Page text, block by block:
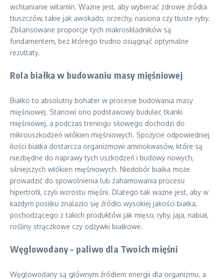
wchłanianie witamin. Ważne jest, aby wybierać zdrowe źródła
tłuszczów, takie jak awokado, orzechy, nasiona czy tłuste ryby.
Zbilansowane proporcje tych makroskładników są
fundamentem, bez którego trudno osiągnąć optymalne
rezultaty.
Rola białka w budowaniu masy mięśniowej
Białko to absolutny bohater w procesie budowania masy
mięśniowej. Stanowi ono podstawowy budulec tkanki
mięśniowej, a podczas treningu siłowego dochodzi do
mikrouszkodzeń włókien mięśniowych. Spożycie odpowiedniej
ilości białka dostarcza organizmowi aminokwasów, które są
niezbędne do naprawy tych uszkodzeń i budowy nowych,
silniejszych włókien mięśniowych. Niedobór białka może
prowadzić do spowolnienia lub zahamowania procesu
hipertrofii, czyli wzrostu mięśni. Dlatego tak ważne jest, aby w
każdym posiłku znalazło się źródło wysokiej jakości białka,
pochodzącego z takich produktów jak mięso, ryby, jaja, nabiał,
rośliny strączkowe czy odżywki białkowe.
Węglowodany – paliwo dla Twoich mięśni
Węglowodany są głównym źródłem energii dla organizmu, a